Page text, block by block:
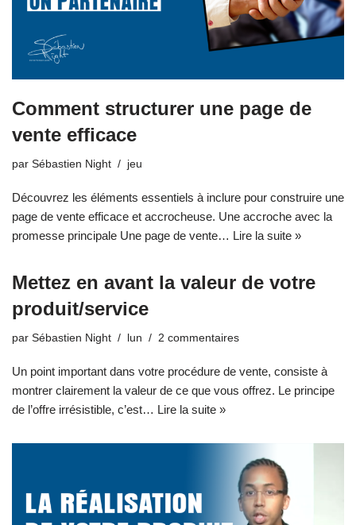
Comment structurer une page de
vente efficace
par Sébastien Night jeu
Découvrez les éléments essentiels à inclure pour construire une
page de vente efficace et accrocheuse. Une accroche avec la
promesse principale Une page de vente… Lire la suite »
Mettez en avant la valeur de votre
produit/service
par Sébastien Night lun 2 commentaires
Un point important dans votre procédure de vente, consiste à
montrer clairement la valeur de ce que vous offrez. Le principe
de l’offre irrésistible, c’est… Lire la suite »